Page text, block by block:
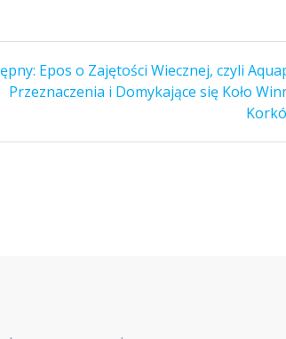
Następny
wpis:
Epos o Zajętości Wiecznej, czyli
Przeznaczenia i Domykające się Koło